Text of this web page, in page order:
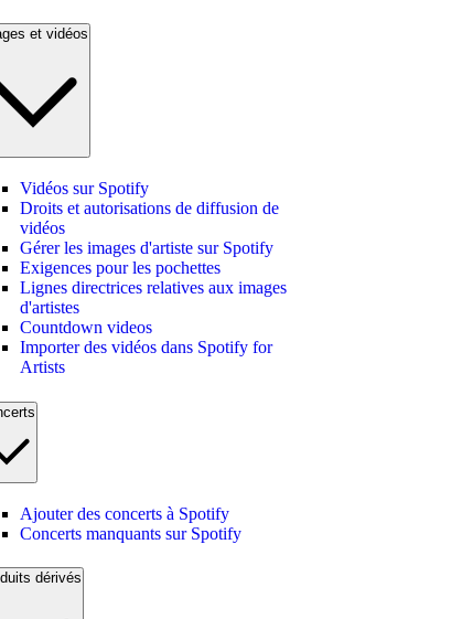
et vidéos
Vidéos sur Spotify
Droits et autorisations de diffusion de
vidéos
Gérer les images d'artiste sur Spotify
Exigences pour les pochettes
Lignes directrices relatives aux images
d'artistes
Countdown videos
Importer des vidéos dans Spotify for
Artists
Ajouter des concerts à Spotify
Concerts manquants sur Spotify
dérivés